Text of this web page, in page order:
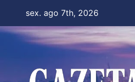
content
sex. ago 7th, 2026